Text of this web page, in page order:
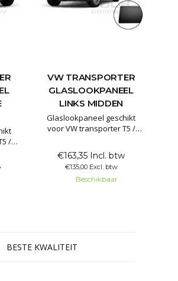
/
VW TRANSPORTER
GLASLOOKPANEEL
LINKS MIDDEN
Glaslookpaneel geschikt
voor VW transporter T5 /
Glaslookpanelen gemaakt
van echt glas voor een luxe
uitstraling. Het voordeel van
€163,35 Incl. btw
€135,00 Excl. btw
Beschikbaar
BESTE KWALITEIT